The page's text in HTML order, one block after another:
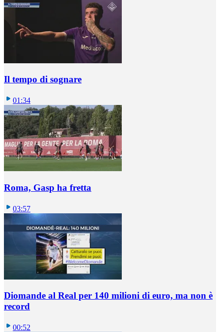
Il tempo di sognare
01:34
Roma, Gasp ha fretta
03:57
Diomande al Real per 140 milioni di euro, ma non è
record
00:52